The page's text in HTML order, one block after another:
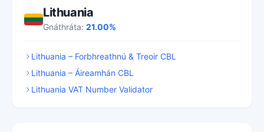
Lithuania
Gnáthráta: 21.00%
Lithuania – Forbhreathnú & Treoir CBL
Lithuania – Áireamhán CBL
Lithuania VAT Number Validator